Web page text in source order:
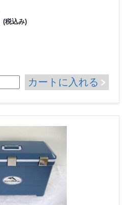
(税込み)
カートに入れる